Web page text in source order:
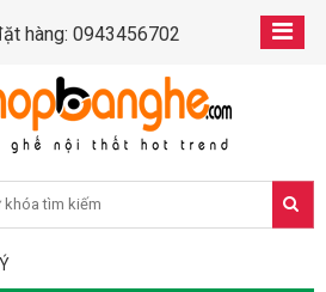
hàng: 0943456702